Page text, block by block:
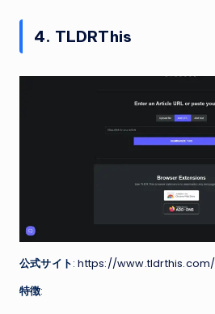
4. TLDRThis
公式サイト:https://www.tldrthis.com/
特徴: